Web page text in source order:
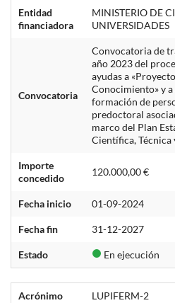
Entidad
financiadora
MINISTERIO DE
UNIVERSIDADES
Convocatoria
Convocatoria de
año 2023 del
ayudas a
Conocimiento» y
formación de
predoctoral
marco del Plan
Científica,
Importe
concedido
120.000,00 €
Fecha inicio 01-09-2024
Fecha fin 31-12-2027
Estado En ejecución
Acrónimo LUPIFERM-2